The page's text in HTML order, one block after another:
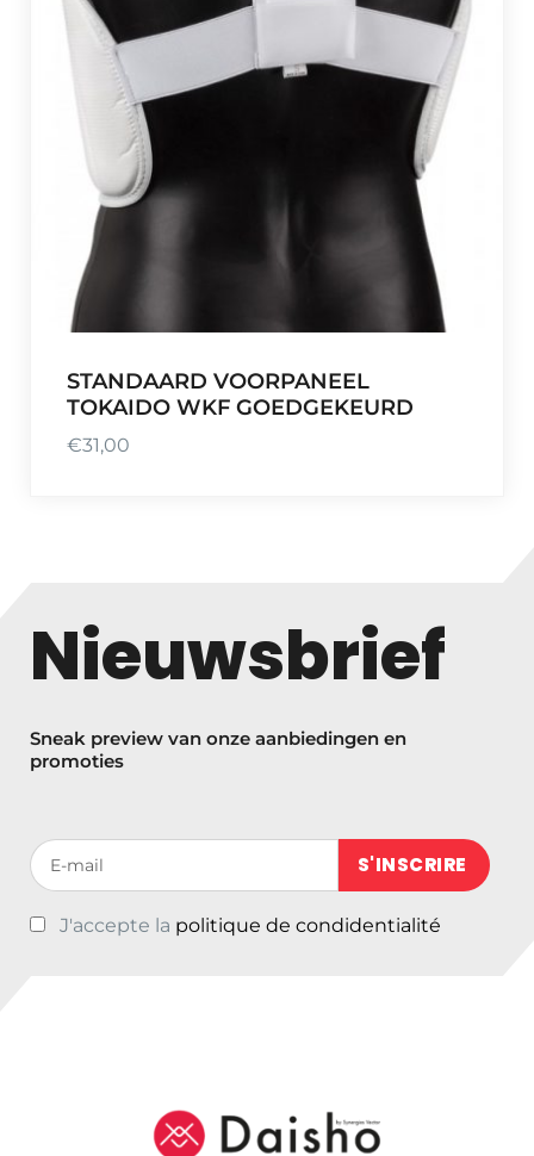
STANDAARD VOORPANEEL
TOKAIDO WKF GOEDGEKEURD
€31,00
Nieuwsbrief
Sneak preview van onze aanbiedingen en
promoties
Votre adresse de messagerie (obligatoire)
J'accepte la politique de condidentialité